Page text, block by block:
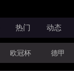
热门 动态
欧冠杯 德甲